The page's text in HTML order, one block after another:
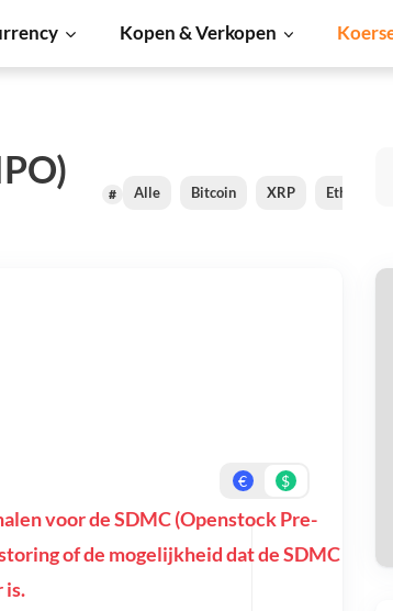
Kopen & Verkopen
# Alle Bitcoin XRP Ethereum
€ $
voor de SDMC (Openstock Pre-
of de mogelijkheid dat de SDMC
is.